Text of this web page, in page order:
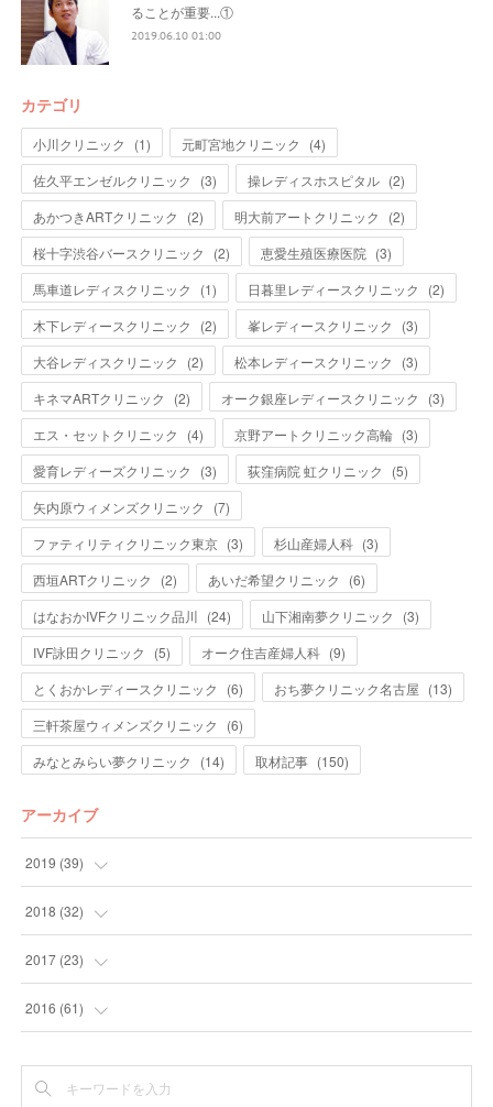
ることが重要...①
2019.06.10 01:00
カテゴリ
小川クリニック (1) 元町宮地クリニック (4)
佐久平エンゼルクリニック
(3) 操レディスホスピタル (2)
あかつきARTクリニック
(2) 明大前アートクリニック (2)
桜十字渋谷バースクリニック
(2) 恵愛生殖医療医院 (3)
馬車道レディスクリニック
(1) 日暮里レディースクリニック (2)
木下レディースクリニック
(2) 峯レディースクリニック (3)
大谷レディスクリニック
(2) 松本レディースクリニック (3)
キネマARTクリニック
(2) オーク銀座レディースクリニック (3)
エス・セットクリニック
(4) 京野アートクリニック高輪 (3)
愛育レディーズクリニック
(3) 荻窪病院 虹クリニック (5)
矢内原ウィメンズクリニック
(7)
ファティリティクリニック東京 (3) 杉山産婦人科 (3)
西垣ARTクリニック
(2) あいだ希望クリニック (6)
はなおかIVFクリニック品川 (24) 山下湘南夢クリニック (3)
IVF詠田クリニック
(5) オーク住吉産婦人科 (9)
とくおかレディースクリニック
(6) おち夢クリニック名古屋 (13)
三軒茶屋ウィメンズクリニック
(6)
みなとみらい夢クリニック
(14) 取材記事 (150)
アーカイブ
2019 (39)
(7
(10 )
(10
(3)
2018 (32)
(5
(5
(9
2017(23)
(5
(
2016 (61)
(